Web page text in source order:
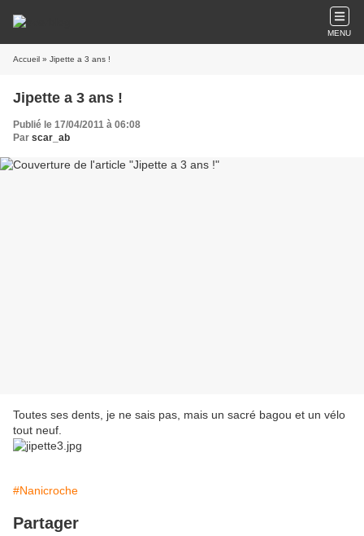
MENU
Accueil » Jipette a 3 ans !
Jipette a 3 ans !
Publié le 17/04/2011 à 06:08
Par scar_ab
Toutes ses dents, je ne sais pas, mais un sacré bagou et un vélo
tout neuf.
#Nanicroche
Partager